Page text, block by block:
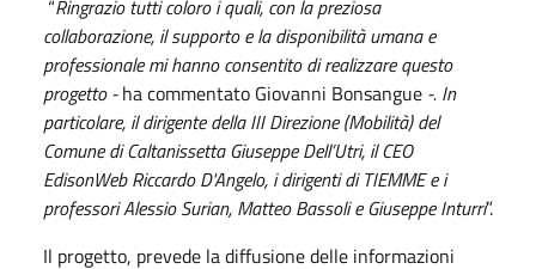
“Ringrazio tutti coloro i quali, con la preziosa
collaborazione, il supporto e la disponibilità umana e
professionale mi hanno consentito di realizzare questo
progetto -ha commentato Giovanni Bonsangue -. In
particolare, il dirigente della III Direzione (Mobilità) del
Comune di Caltanissetta Giuseppe Dell’Utri, il CEO
EdisonWeb Riccardo D'Angelo, i dirigenti di TIEMME e i
professori Alessio Surian, Matteo Bassoli e Giuseppe Inturri”.
Il progetto, prevede la diffusione delle informazioni